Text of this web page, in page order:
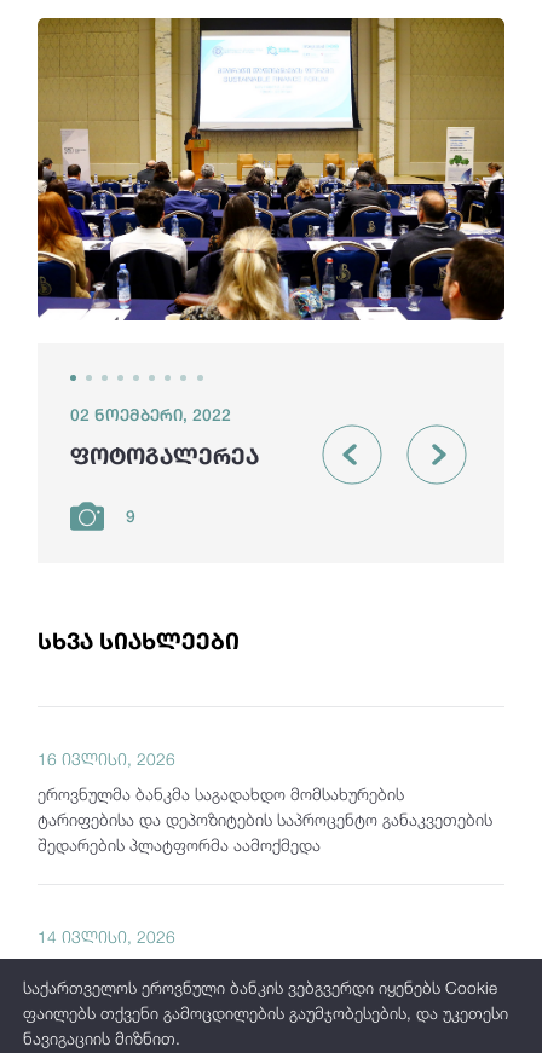
02 ნოემბერი, 2022
ფოტოგალერეა
9
სხვა სიახლეები
16 ივლისი, 2026
ეროვნულმა ბანკმა საგადახდო მომსახურების
ტარიფებისა და დეპოზიტების საპროცენტო განაკვეთების
შედარების პლატფორმა აამოქმედა
14 ივლისი, 2026
მორიგი სხდომა გამართა
საქართველოს ეროვნული ბანკის ვებგვერდი იყენებს Cookie
ფაილებს თქვენი გამოცდილების გაუმჯობესების, და უკეთესი
ნავიგაციის მიზნით.